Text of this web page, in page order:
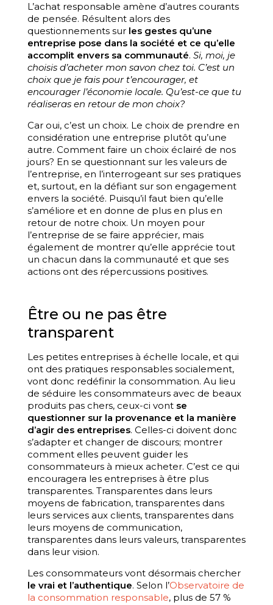
L’achat responsable amène d’autres courants
de pensée. Résultent alors des
questionnements sur les gestes qu’une
entreprise pose dans la société et ce qu’elle
accomplit envers sa communauté. Si, moi, je
choisis d’acheter mon savon chez toi. C’est un
choix que je fais pour t’encourager, et
encourager l’économie locale. Qu’est-ce que tu
réaliseras en retour de mon choix?
Car oui, c’est un choix. Le choix de prendre en
considération une entreprise plutôt qu’une
autre. Comment faire un choix éclairé de nos
jours? En se questionnant sur les valeurs de
l’entreprise, en l’interrogeant sur ses pratiques
et, surtout, en la défiant sur son engagement
envers la société. Puisqu’il faut bien qu’elle
s’améliore et en donne de plus en plus en
retour de notre choix. Un moyen pour
l’entreprise de se faire apprécier, mais
également de montrer qu’elle apprécie tout
un chacun dans la communauté et que ses
actions ont des répercussions positives.
Être ou ne pas être
transparent
Les petites entreprises à échelle locale, et qui
ont des pratiques responsables socialement,
vont donc redéfinir la consommation. Au lieu
de séduire les consommateurs avec de beaux
produits pas chers, ceux-ci vont se
questionner sur la provenance et la manière
d’agir des entreprises. Celles-ci doivent donc
s’adapter et changer de discours; montrer
comment elles peuvent guider les
consommateurs à mieux acheter. C’est ce qui
encouragera les entreprises à être plus
transparentes. Transparentes dans leurs
moyens de fabrication, transparentes dans
leurs services aux clients, transparentes dans
leurs moyens de communication,
transparentes dans leurs valeurs, transparentes
dans leur vision.
Les consommateurs vont désormais chercher
le vrai et l’authentique. Selon l’Observatoire de
la consommation responsable, plus de 57 %